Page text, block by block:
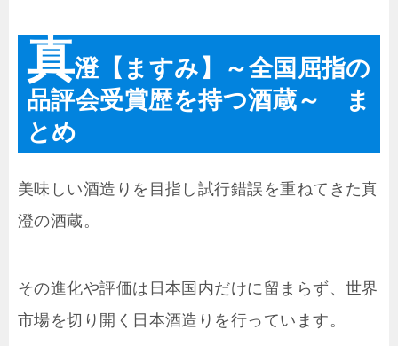
真澄【ますみ】～全国屈指の
品評会受賞歴を持つ酒蔵～ ま
とめ
美味しい酒造りを目指し試行錯誤を重ねてきた真
澄の酒蔵。
その進化や評価は日本国内だけに留まらず、世界
市場を切り開く日本酒造りを行っています。